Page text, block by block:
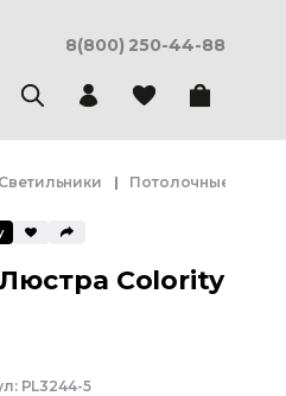
8(800) 250-44-88
Светильники Потолочные
Colority
PL3244-5